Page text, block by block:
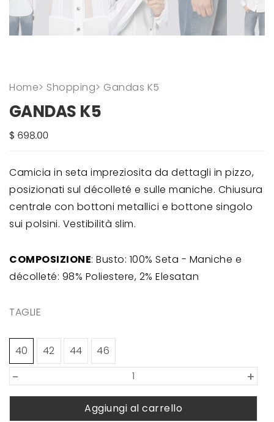
Home> Shopping> Gandas K5
GANDAS K5
Camicia in seta impreziosita da dettagli in pizzo,
posizionati sul décolleté e sulle maniche. Chiusura
centrale con bottoni metallici e bottone singolo
sui polsini. Vestibilità slim.
COMPOSIZIONE: Busto: 100% Seta - Maniche e
décolleté: 98% Poliestere, 2% Elesatan
TAGLIE
40 42 44 46
+
-
Aggiungi al carrello